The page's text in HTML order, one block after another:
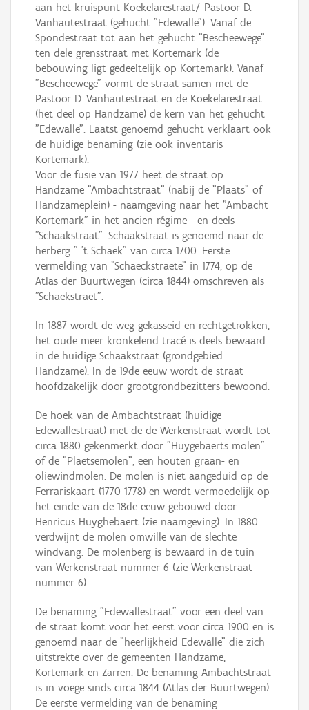
aan het kruispunt Koekelarestraat/ Pastoor D.
Vanhautestraat (gehucht "Edewalle"). Vanaf de
Spondestraat tot aan het gehucht "Bescheewege"
ten dele grensstraat met Kortemark (de
bebouwing ligt gedeeltelijk op Kortemark). Vanaf
"Bescheewege" vormt de straat samen met de
Pastoor D. Vanhautestraat en de Koekelarestraat
(het deel op Handzame) de kern van het gehucht
"Edewalle". Laatst genoemd gehucht verklaart ook
de huidige benaming (zie ook inventaris
Kortemark).
Voor de fusie van 1977 heet de straat op
Handzame "Ambachtstraat" (nabij de "Plaats" of
Handzameplein) - naamgeving naar het "Ambacht
Kortemark" in het ancien régime - en deels
"Schaakstraat". Schaakstraat is genoemd naar de
herberg " 't Schaek" van circa 1700. Eerste
vermelding van "Schaeckstraete" in 1774, op de
Atlas der Buurtwegen (circa 1844) omschreven als
"Schaekstraet".
In 1887 wordt de weg gekasseid en rechtgetrokken,
het oude meer kronkelend tracé is deels bewaard
in de huidige Schaakstraat (grondgebied
Handzame). In de 19de eeuw wordt de straat
hoofdzakelijk door grootgrondbezitters bewoond.
De hoek van de Ambachtstraat (huidige
Edewallestraat) met de de Werkenstraat wordt tot
circa 1880 gekenmerkt door "Huygebaerts molen"
of de "Plaetsemolen", een houten graan- en
oliewindmolen. De molen is niet aangeduid op de
Ferrariskaart (1770-1778) en wordt vermoedelijk op
het einde van de 18de eeuw gebouwd door
Henricus Huyghebaert (zie naamgeving). In 1880
verdwijnt de molen omwille van de slechte
windvang. De molenberg is bewaard in de tuin
van Werkenstraat nummer 6 (zie Werkenstraat
nummer 6).
De benaming "Edewallestraat" voor een deel van
de straat komt voor het eerst voor circa 1900 en is
genoemd naar de "heerlijkheid Edewalle" die zich
uitstrekte over de gemeenten Handzame,
Kortemark en Zarren. De benaming Ambachtstraat
is in voege sinds circa 1844 (Atlas der Buurtwegen).
De eerste vermelding van de benaming